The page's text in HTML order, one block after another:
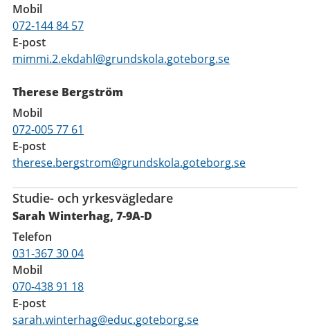
Mobil
072-144 84 57
E-post
mimmi.2.ekdahl@grundskola.goteborg.se
Therese Bergström
Mobil
072-005 77 61
E-post
therese.bergstrom@grundskola.goteborg.se
Studie- och yrkesvägledare
Sarah Winterhag, 7-9A-D
Telefon
031-367 30 04
Mobil
070-438 91 18
E-post
sarah.winterhag@educ.goteborg.se